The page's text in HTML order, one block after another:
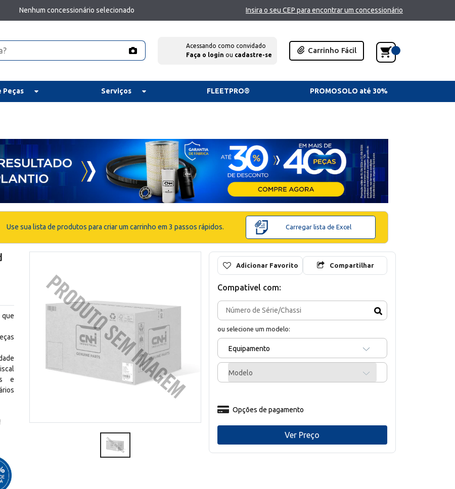
Nenhum concessionário selecionado Insira o seu CEP para encontrar um concessionário
Acessando como convidado
Faça o login ou cadastre-se
Carrinho Fácil
Peças Serviços FLEETPRO® PROMOSOLO até 30%
Use sua lista de produtos para criar um carrinho em 3 passos rápidos. Carregar lista de Excel
e
Adicionar Favorito Compartilhar
Compativel com:
ou selecione um modelo:
Equipamento
Modelo
Opções de pagamento
Ver Preço